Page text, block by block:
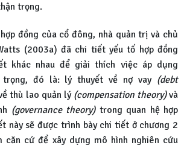
trọng.
đồng của cổ đông, nhà quản trị và chủ
(2003a) đã chi tiết yếu tố hợp đồng
khác nhau để giải thích việc áp dụng
trọng, đó là: lý thuyết về nợ vay (debt
thù lao quản lý(compensation theory)và
(governance theory)trong quan hệ hợp
này sẽ được trình bày chi tiết ở chương 2
căn cứ để xây dựng mô hình nghiên cứu